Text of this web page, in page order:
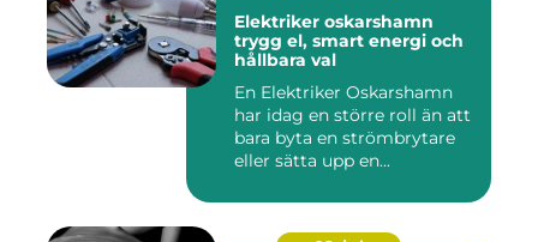
Elektriker oskarshamn
trygg el, smart energi och
hållbara val
En Elektriker Oskarshamn
har idag en större roll än att
bara byta en strömbrytare
eller sätta upp en...